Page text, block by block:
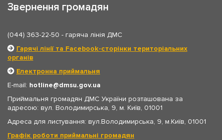
Звернення громадян
(044) 363-22-50 - гаряча лінія ДМС
Гарячі лінії та Facebook-сторінки територіальних
органів
Електронна приймальня
E-mail: hotline
dmsu.gov.ua
Приймальня громадян ДМС України розташована за
адресою: вул. Володимирська, 9, м. Київ, 01001
Адреса для листування: вул.Володимирська, 9, м.Київ, 01001
Графік роботи приймальні громадян